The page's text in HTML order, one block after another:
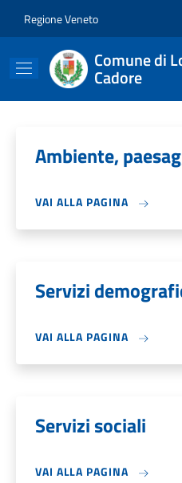
Regione Veneto
Comune di
Cadore
Ambiente,
VAI ALLA PAGINA
Servizi
VAI ALLA PAGINA
Servizi sociali
VAI ALLA PAGINA